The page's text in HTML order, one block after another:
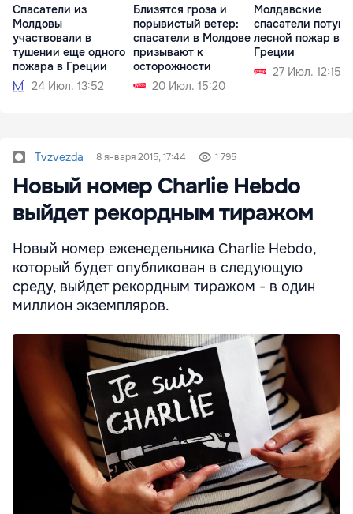
Спасатели из
Молдовы
участвовали в
тушении еще одного
пожара в Греции
24 Июл. 13:52
Близятся гроза и
порывистый ветер:
спасатели в Молдове
призывают к
осторожности
20 Июл. 15:20
Молдавские
спасатели
лесной пожар в
Греции
27 Июл. 12:15
Tvzvezda 8 января 2015, 17:44 1 795
Новый номер Charlie Hebdo
выйдет рекордным тиражом
Новый номер еженедельника Charlie Hebdo,
который будет опубликован в следующую
среду, выйдет рекордным тиражом - в один
миллион экземпляров.